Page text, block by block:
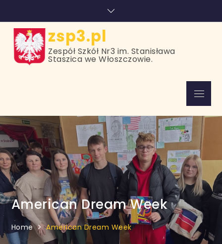
content
zsp3.pl
Zespół Szkół Nr3 im. Stanisława
Staszica we Włoszczowie.
Menu
American Dream Week
Home American Dream Week